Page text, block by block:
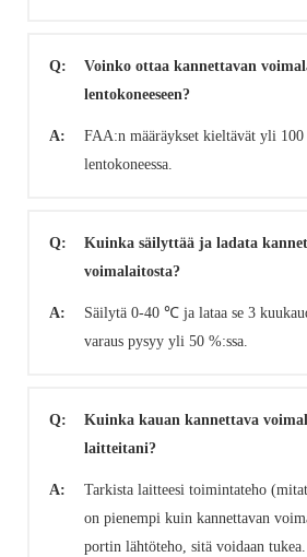
Q:
Voinko ottaa kannettavan
lentokoneeseen?
A:
FAA:n määräykset kieltävät yli
lentokoneessa.
Q:
Kuinka säilyttää ja ladata
voimalaitosta?
A:
Säilytä 0-40 ℃ ja lataa se 3
varaus pysyy yli 50 %:ssa.
Q:
Kuinka kauan kannettava
laitteitani?
A:
Tarkista laitteesi toimintateho
on pienempi kuin kannettavan
portin lähtöteho, sitä voidaan tukea.